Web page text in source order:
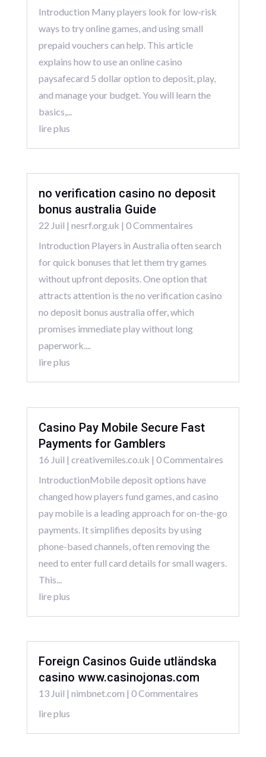
Introduction Many players look for low-risk
ways to try online games, and using small
prepaid vouchers can help. This article
explains how to use an online casino
paysafecard 5 dollar option to deposit, play,
and manage your budget. You will learn the
basics,...
lire plus
no verification casino no deposit
bonus australia Guide
22 Juil | nesrf.org.uk | 0 Commentaires
Introduction Players in Australia often search
for quick bonuses that let them try games
without upfront deposits. One option that
attracts attention is the no verification casino
no deposit bonus australia offer, which
promises immediate play without long
paperwork....
lire plus
Casino Pay Mobile Secure Fast
Payments for Gamblers
16 Juil | creativemiles.co.uk | 0 Commentaires
IntroductionMobile deposit options have
changed how players fund games, and casino
pay mobile is a leading approach for on-the-go
payments. It simplifies deposits by using
phone-based channels, often removing the
need to enter full card details for small wagers.
This...
lire plus
Foreign Casinos Guide utländska
casino www.casinojonas.com
13 Juil | nimbnet.com | 0 Commentaires
lire plus